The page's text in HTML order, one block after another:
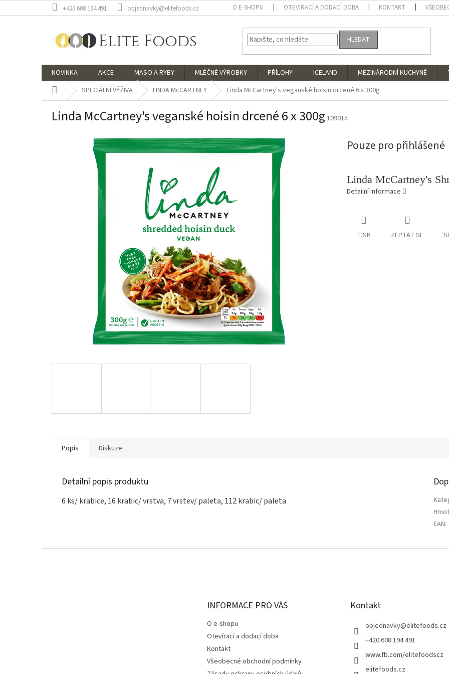
na
+420 608 194 491 objednavky@elitefoods.cz O E-SHOPU OTEVÍRACÍ A DODACÍ DOBA KONTAKT
HLEDAT
NOVINKA AKCE MASO A RYBY MLÉČNÉ VÝROBKY PŘÍLOHY ICELAND MEZINÁRODNÍ KUCHYNĚ
Domů SPECIÁLNÍ VÝŽIVA LINDA McCARTNEY Linda McCartney's veganské hoisin drcené 6 x 300g
Linda McCartney's veganské hoisin drcené 6 x 300g 109015
Pouze pro přihlášené
Linda McCartney's
Detailní informace
TISK ZEPTAT SE
Popis Diskuze
Detailní popis produktu
6 ks/ krabice, 16 krabic/ vrstva, 7 vrstev/ paleta, 112 krabic/ paleta
EAN:
INFORMACE PRO VÁS
O e-shopu
Otevírací a dodací doba
Kontakt
Všeobecné obchodní podmínky
Kontakt
objednavky@elitefoods.cz
+420 608 194 491
www.fb.com/elitefoodscz
elitefoods.cz